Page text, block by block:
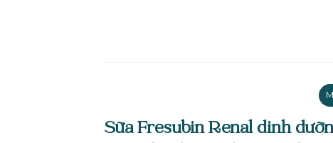
Sữa Fresubin Renal dinh